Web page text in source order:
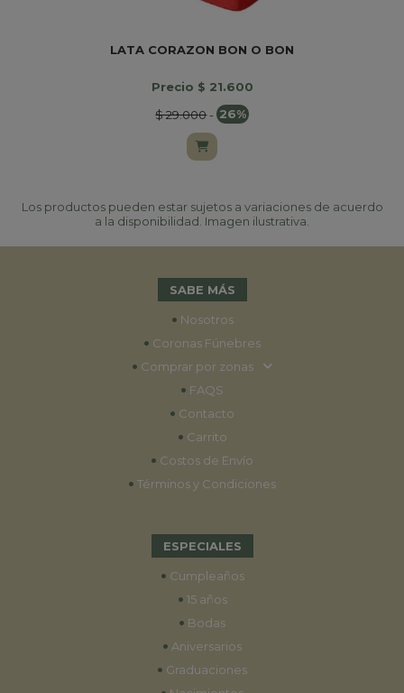
LATA CORAZON BON O BON
Precio $ 21.600
$ 29.000- 26%
Los productos pueden estar sujetos a variaciones de acuerdo
a la disponibilidad. Imagen ilustrativa.
SABE MÁS
• Nosotros
• Coronas Fúnebres
• Comprar por zonas
• FAQS
• Contacto
• Carrito
• Costos de Envío
• Términos y Condiciones
ESPECIALES
• Cumpleaños
• 15 años
• Bodas
• Aniversarios
• Graduaciones